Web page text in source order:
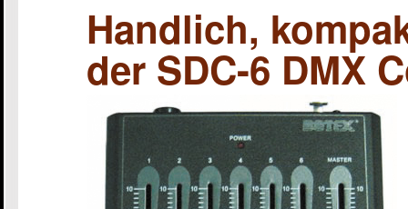
Handlich,
der SDC-6 DMX